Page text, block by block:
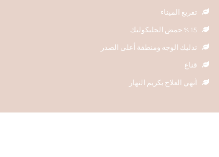
تفريغ الميناء
15 % حمض الجليكوليك
تدليك الوجه ومنطقة أعلى الصدر
قناع
أنهي العلاج بكريم النهار